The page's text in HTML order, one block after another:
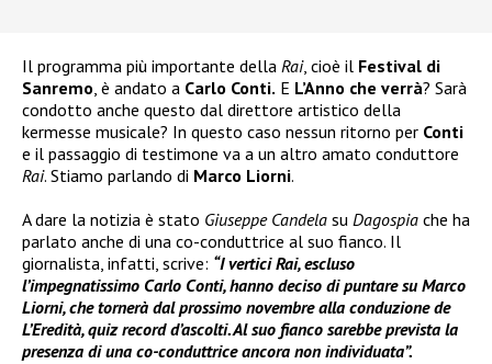
Il programma più importante della Rai, cioè il Festival di
Sanremo, è andato a Carlo Conti. E L’Anno che verrà? Sarà
condotto anche questo dal direttore artistico della
kermesse musicale? In questo caso nessun ritorno per Conti
e il passaggio di testimone va a un altro amato conduttore
Rai. Stiamo parlando di Marco Liorni.
A dare la notizia è stato Giuseppe Candela su Dagospia che ha
parlato anche di una co-conduttrice al suo fianco. Il
giornalista, infatti, scrive: “I vertici Rai, escluso
l’impegnatissimo Carlo Conti, hanno deciso di puntare su Marco
Liorni, che tornerà dal prossimo novembre alla conduzione de
L’Eredità, quiz record d’ascolti. Al suo fianco sarebbe prevista la
presenza di una co-conduttrice ancora non individuata”.